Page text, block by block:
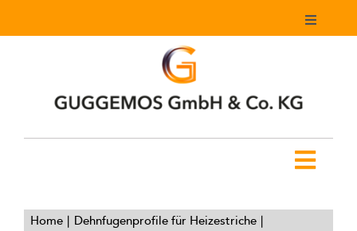
Inhalt
Toggle
Mein Konto
Warenkorb
Home
Dehnfugenprofile für Heizestriche